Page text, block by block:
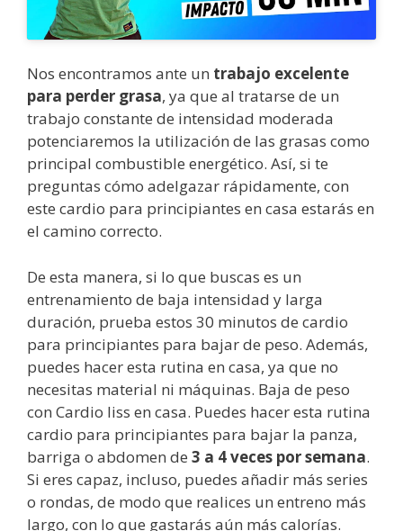
Nos encontramos ante un trabajo excelente
para perder grasa, ya que al tratarse de un
trabajo constante de intensidad moderada
potenciaremos la utilización de las grasas como
principal combustible energético. Así, si te
preguntas cómo adelgazar rápidamente, con
este cardio para principiantes en casa estarás en
el camino correcto.
De esta manera, si lo que buscas es un
entrenamiento de baja intensidad y larga
duración, prueba estos 30 minutos de cardio
para principiantes para bajar de peso. Además,
puedes hacer esta rutina en casa, ya que no
necesitas material ni máquinas. Baja de peso
con Cardio liss en casa. Puedes hacer esta rutina
cardio para principiantes para bajar la panza,
barriga o abdomen de 3 a 4 veces por semana.
Si eres capaz, incluso, puedes añadir más series
o rondas, de modo que realices un entreno más
largo, con lo que gastarás aún más calorías.